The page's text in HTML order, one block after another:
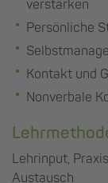
verstärken
Persönliche
Kontakt und
Nonverbale
Lehrinput,
Austausch